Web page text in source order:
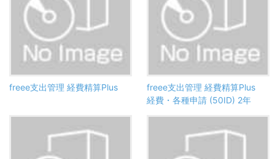
freee支出管理 経費精算Plus
freee支出管理 経費精算Plus
経費・各種申請 (50ID) 2年